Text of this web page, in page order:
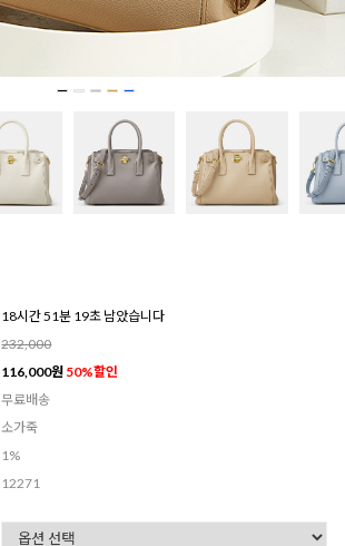
18시간 51분 17초 남았습니다
232,000
116,000원 50%할인
무료배송
소가죽
1%
12271